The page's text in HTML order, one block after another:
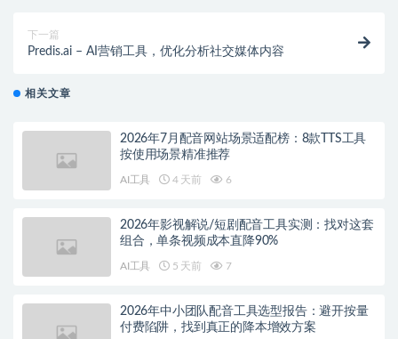
下一篇
Predis.ai – AI营销工具，优化分析社交媒体内容
相关文章
2026年7月配音网站场景适配榜：8款TTS工具
按使用场景精准推荐
AI工具 4 天前 6
2026年影视解说/短剧配音工具实测：找对这套
组合，单条视频成本直降90%
AI工具 5 天前 7
2026年中小团队配音工具选型报告：避开按量
付费陷阱，找到真正的降本增效方案